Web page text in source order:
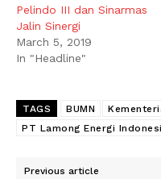
Pelindo III dan Sinarmas
Jalin Sinergi
March 5, 2019
In "Headline"
TAGS BUMN
PT Lamong Energi
Previous article